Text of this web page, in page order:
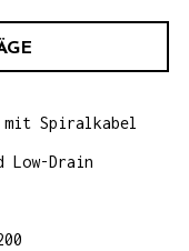
mit Spiralkabel
Low-Drain